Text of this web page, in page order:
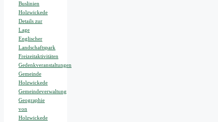
Buslinien
Holzwickede
Details zur
Lage
Englischer
Landschaftspark
Freizeitaktivitäten
Gedenkveranstaltungen
Gemeinde
Holzwickede
Gemeindeverwaltung
Geographie
von
Holzwickede